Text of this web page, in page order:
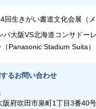
生きがい書道文化会展（メ
大阪VS北海道コンサドー
Panasonic Stadium Suita）
るお問い合わせ
府吹田市泉町1丁目3番40